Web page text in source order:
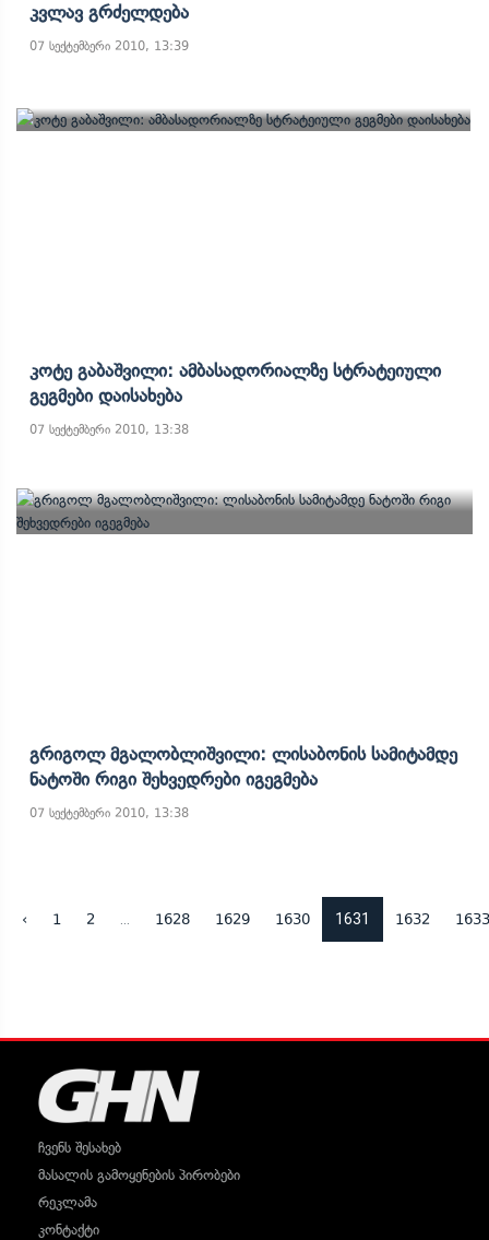
Კვლავ Გრძელდება
07 სექტემბერი 2010, 13:39
Კოტე Გაბაშვილი: Ამბასადორიალზე Სტრატეიული
Გეგმები Დაისახება
07 სექტემბერი 2010, 13:38
Გრიგოლ Მგალობლიშვილი: Ლისაბონის Სამიტამდე
Ნატოში Რიგი Შეხვედრები Იგეგმება
07 სექტემბერი 2010, 13:38
‹ 1 2 1628 1629 1630 1631 1632 1633
ჩვენს შესახებ
მასალის გამოყენების პირობები
რეკლამა
კონტაქტი